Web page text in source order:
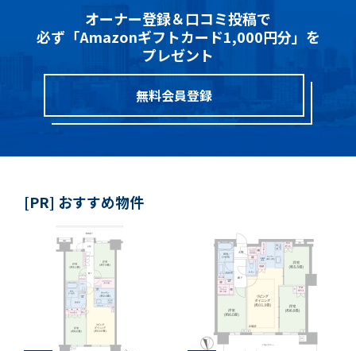
オーナー登録＆口コミ投稿で
必ず「Amazonギフトカード1,000円分」を
プレゼント
無料会員登録
[PR] おすすめ物件